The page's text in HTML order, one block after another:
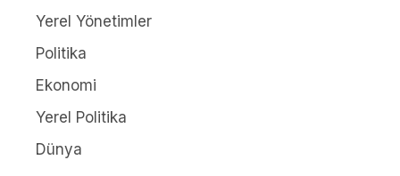
Yerel Yönetimler
Politika
Ekonomi
Yerel Politika
Dünya